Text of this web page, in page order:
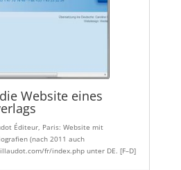
Website eines
Éditeur, Paris: Website mit
(nach 2011 auch
fr/index.php unter DE. [F–D]